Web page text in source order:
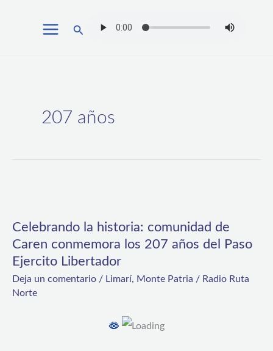
Buscar
207 años
Celebrando la historia: comunidad de
Caren conmemora los 207 años del Paso
Ejercito Libertador
Deja un comentario / Limarí, Monte Patria / Radio Ruta
Norte
historia:
Caren